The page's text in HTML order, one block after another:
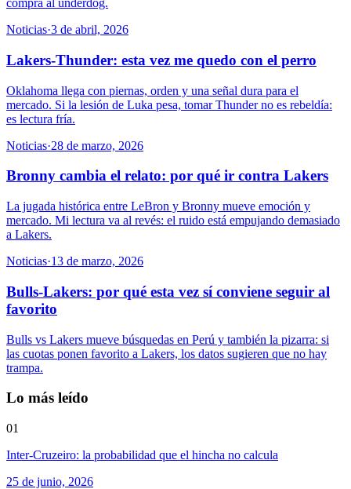
compra al underdog.
Noticias·3 de abril, 2026
Lakers-Thunder: esta vez me quedo con el perro
Oklahoma llega con piernas, orden y una señal dura para el
mercado. Si la lesión de Luka pesa, tomar Thunder no es rebeldía:
es lectura fría.
Noticias·28 de marzo, 2026
Bronny cambia el relato: por qué ir contra Lakers
La jugada histórica entre LeBron y Bronny mueve emoción y
mercado. Mi lectura va al revés: el ruido está empujando demasiado
a Lakers.
Noticias·13 de marzo, 2026
Bulls-Lakers: por qué esta vez sí conviene seguir al
favorito
Bulls vs Lakers mueve búsquedas en Perú y también la pizarra: si
las cuotas ponen favorito a Lakers, los datos sugieren que no hay
trampa.
Lo más leído
01
Inter-Cruzeiro: la probabilidad que el hincha no calcula
25 de junio, 2026